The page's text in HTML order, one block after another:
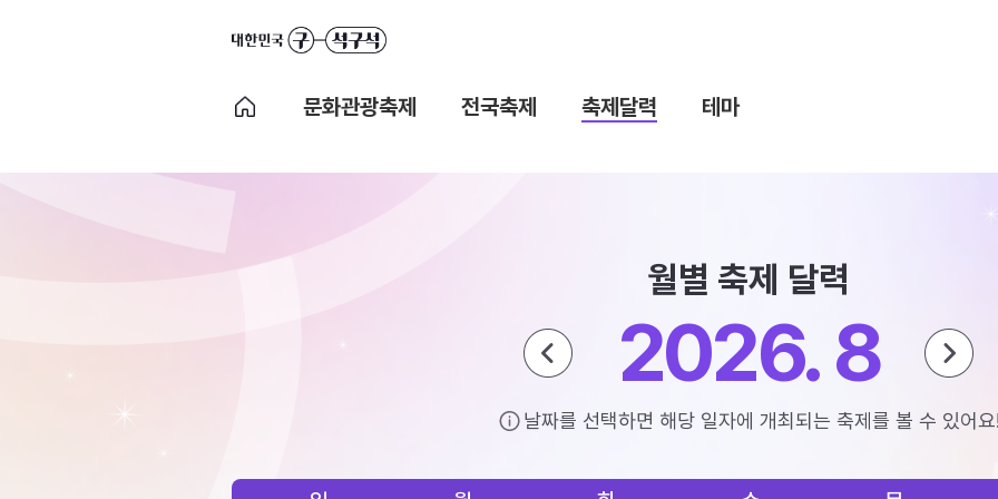
문화관광축제 전국축제 축제달력 테마
월별 축제 달력
2026. 8
날짜를 선택하면 해당 일자에 개최되는 축제를 볼 수 있어